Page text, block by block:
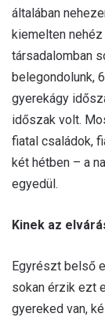
általában
kiemelten
társadalomban
belegondolunk,
gyerekágy
időszak volt.
fiatal családok,
két hétben – a
egyedül.
Kinek az
Egyrészt belső
sokan érzik ezt
gyereked van,